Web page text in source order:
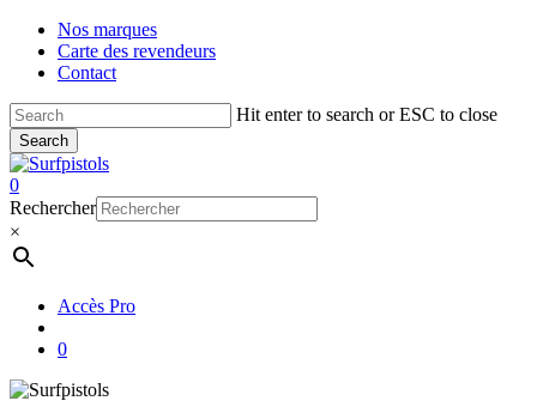
Skip
main
Nos marques
Carte des revendeurs
Contact
Hit enter to search or ESC to close
Search
Close
Search
account
0
Menu
Rechercher
×
Accès Pro
0